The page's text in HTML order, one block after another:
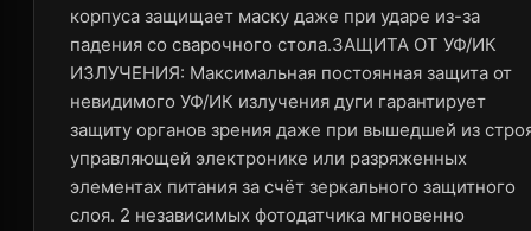
корпуса защищает маску даже при ударе из-за
падения со сварочного стола.ЗАЩИТА ОТ УФ/ИК
ИЗЛУЧЕНИЯ: Максимальная постоянная защита от
невидимого УФ/ИК излучения дуги гарантирует
защиту органов зрения даже при вышедшей из
управляющей электронике или разряженных
элементах питания за счёт зеркального защитного
слоя. 2 независимых фотодатчика мгновенно